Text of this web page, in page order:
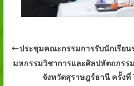
ประชุมคณะกรรมการรับนักเรียน
มหกรรมวิชาการและศิลปหัตถกรร
จังหวัดสุราษฎร์ธานี ครั้งที่